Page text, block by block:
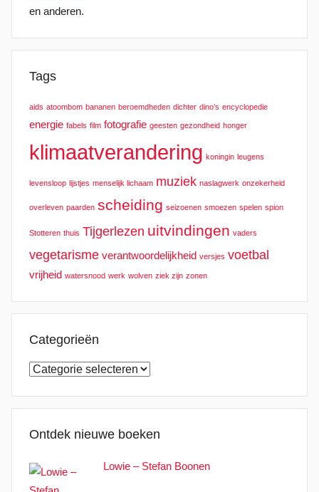
en anderen.
Tags
aids atoombom bananen beroemdheden dichter dino’s encyclopedie
energie fabels film fotografie geesten gezondheid honger
klimaatverandering koningin leugens
levensloop lijstjes menselijk lichaam muziek naslagwerk onzekerheid
overleven paarden scheiding seizoenen smoezen spelen spion
Stotteren thuis Tijgerlezen uitvindingen vaders
vegetarisme verantwoordelijkheid versjes voetbal
vrijheid watersnood werk wolven ziek zijn zonen
Categorieën
Categorieën
Ontdek nieuwe boeken
Lowie – Stefan Boonen